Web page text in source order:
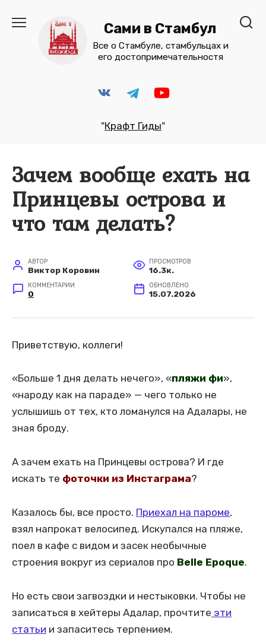
содержанию
Сами в Стамбул
Все о Стамбуле, стамбульцах и
его достопримечательностя
"Крафт Гиды"
Зачем вообще ехать на
Принцевы острова и
что там делать?
АВТОР
Виктор Коровин
ПРОСМОТРОВ
16.3к.
КОММЕНТАРИИ
0
ОБНОВЛЕНО
15.07.2026
Приветствую, коллеги!
«Больше 1 дня делать нечего», «пляжи фи»,
«народу как на параде» — чего только не
услышишь от тех, кто ломанулся на Адалары, не
зная броду.
А зачем ехать на Принцевы острова? И где
искать те фоточки из Инстаграма?
Казалось бы, все просто. Приехал на пароме,
взял напрокат велосипед. Искупался на пляже,
поел в кафе с видом и засек необычные
строения вокруг из сериалов про Belle Epoque.
Но есть свои загвоздки и нестыковки. Чтобы не
записаться в хейтеры Адалар, прочтите эти
статьи и запаситесь терпением.